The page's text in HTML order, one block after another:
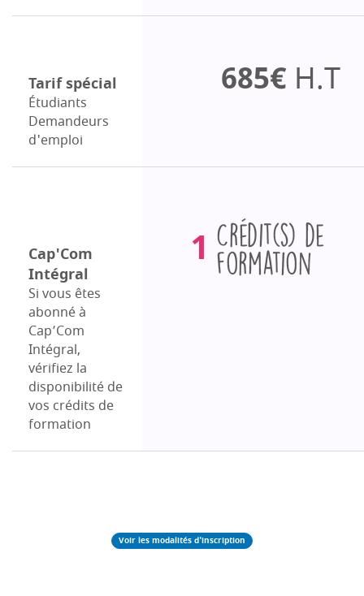
Tarif spécial
Étudiants
Demandeurs
d'emploi
685€ H.T
Cap'Com
Intégral
Si vous êtes
abonné à
Cap’Com
Intégral,
vérifiez la
disponibilité de
vos crédits de
formation
1
Crédits
de
formation
Voir les modalités d'inscription